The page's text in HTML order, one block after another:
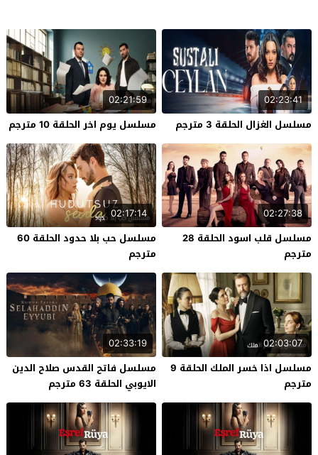
02:23:41
مسلسل الغزال الحلقة 3 مترجم
02:21:59
مسلسل يوم اخر الحلقة 10 مترجم
02:27:38
مسلسل قلب اسود الحلقة 28
مترجم
02:17:14
مسلسل حب بلا حدود الحلقة 60
مترجم
02:03:07
مسلسل اذا خسر الملك الحلقة 9
مترجم
02:33:19
مسلسل فاتح القدس صلاح الدين
الايوبي الحلقة 63 مترجم